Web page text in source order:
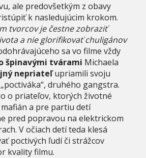
ale predovšetkým z obavy
k nasledujúcim krokom.
tvorcov je čestne zobraziť
a nie glorifikovať chuligánov
sa vo filme vždy
špinavými tvárami Michaela
nepriateľupriamili svoju
druhého gangstra.
o priateľov, ktorých životné
a pre partiu detí
pred popravou na elektrickom
V očiach detí teda klesá
poctivých ľudí či strážcov
kvality filmu.